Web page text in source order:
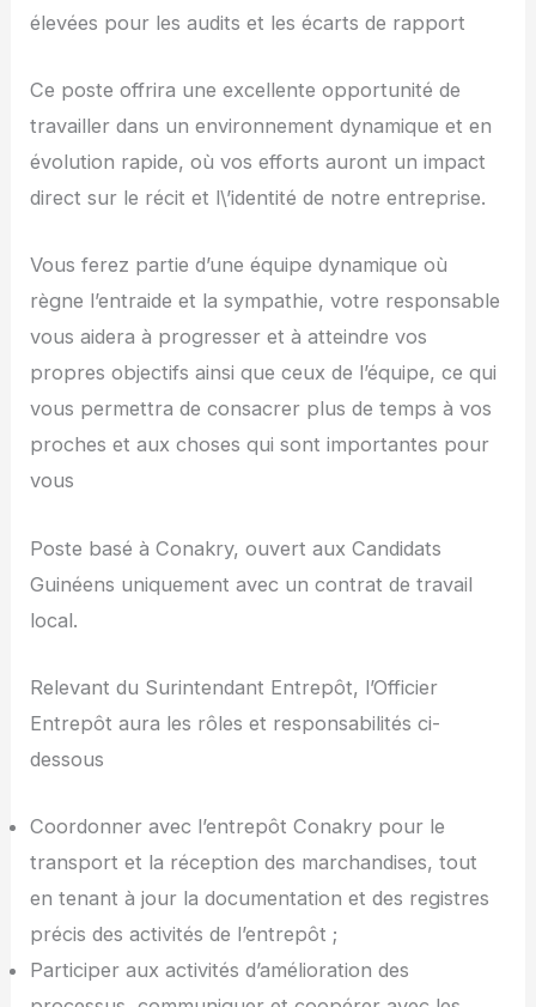
élevées pour les audits et les écarts de rapport
Ce poste offrira une excellente opportunité de
travailler dans un environnement dynamique et en
évolution rapide, où vos efforts auront un impact
direct sur le récit et l\’identité de notre entreprise.
Vous ferez partie d’une équipe dynamique où
règne l’entraide et la sympathie, votre responsable
vous aidera à progresser et à atteindre vos
propres objectifs ainsi que ceux de l’équipe, ce qui
vous permettra de consacrer plus de temps à vos
proches et aux choses qui sont importantes pour
vous
Poste basé à Conakry, ouvert aux Candidats
Guinéens uniquement avec un contrat de travail
local.
Relevant du Surintendant Entrepôt, l’Officier
Entrepôt aura les rôles et responsabilités ci-
dessous
Coordonner avec l’entrepôt Conakry pour le
transport et la réception des marchandises, tout
en tenant à jour la documentation et des registres
précis des activités de l’entrepôt ;
Participer aux activités d’amélioration des